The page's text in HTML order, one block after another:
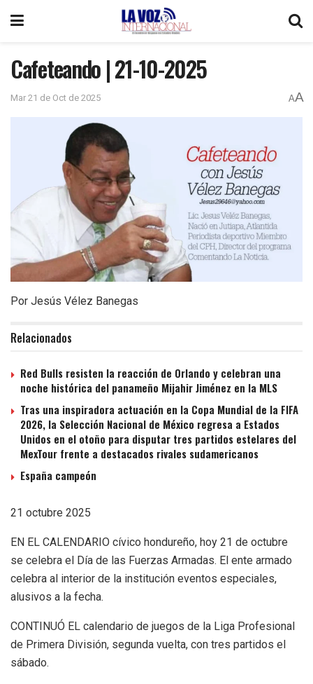
Cafeteando | 21-10-2025
Mar 21 de Oct de 2025 AA
Por Jesús Vélez Banegas
Relacionados
Red Bulls resisten la reacción de Orlando y celebran una
noche histórica del panameño Mijahir Jiménez en la MLS
Tras una inspiradora actuación en la Copa Mundial de la FIFA
2026, la Selección Nacional de México regresa a Estados
Unidos en el otoño para disputar tres partidos estelares del
MexTour frente a destacados rivales sudamericanos
España campeón
21 octubre 2025
EN EL CALENDARIO cívico hondureño, hoy 21 de octubre
se celebra el Día de las Fuerzas Armadas. El ente armado
celebra al interior de la institución eventos especiales,
alusivos a la fecha.
CONTINUÓ EL calendario de juegos de la Liga Profesional
de Primera División, segunda vuelta, con tres partidos el
sábado.